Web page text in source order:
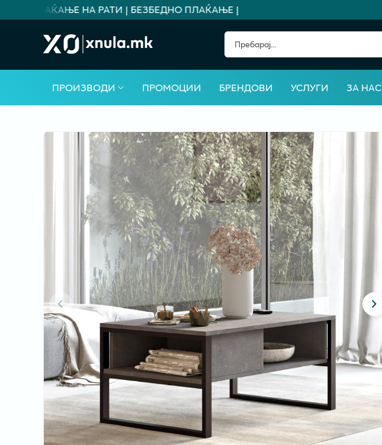
ПЛАЌАЊЕ НА РАТИ | БЕЗБЕДНО ПЛАЌАЊЕ |
ПРОИЗВОДИ ПРОМОЦИИ БРЕНДОВИ УСЛУГИ ЗА НАС